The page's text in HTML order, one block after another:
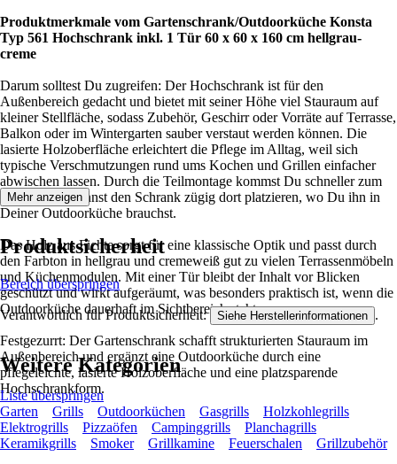
Produktmerkmale vom Gartenschrank/Outdoorküche Konsta
Typ 561 Hochschrank inkl. 1 Tür 60 x 60 x 160 cm hellgrau-
creme
Darum solltest Du zugreifen: Der Hochschrank ist für den
Außenbereich gedacht und bietet mit seiner Höhe viel Stauraum auf
kleiner Stellfläche, sodass Zubehör, Geschirr oder Vorräte auf Terrasse,
Balkon oder im Wintergarten sauber verstaut werden können. Die
lasierte Holzoberfläche erleichtert die Pflege im Alltag, weil sich
typische Verschmutzungen rund ums Kochen und Grillen einfacher
abwischen lassen. Durch die Teilmontage kommst Du schneller zum
Aufbau und kannst den Schrank zügig dort platzieren, wo Du ihn in
Deiner Outdoorküche brauchst.
Das Holz aus Fichte sorgt für eine klassische Optik und passt durch
den Farbton in hellgrau und cremeweiß gut zu vielen Terrassenmöbeln
und Küchenmodulen. Mit einer Tür bleibt der Inhalt vor Blicken
geschützt und wirkt aufgeräumt, was besonders praktisch ist, wenn die
Outdoorküche dauerhaft im Sichtbereich steht.
Festgezurrt: Der Gartenschrank schafft strukturierten Stauraum im
Außenbereich und ergänzt eine Outdoorküche durch eine
pflegeleichte, lasierte Holzoberfläche und eine platzsparende
Hochschrankform.
Mehr anzeigen
Produktsicherheit
Bereich überspringen
Verantwortlich für Produktsicherheit: Siehe Herstellerinformationen .
Weitere Kategorien
Liste überspringen
Garten
Grills Outdoorküchen Gasgrills
Holzkohlegrills
Elektrogrills
Pizzaöfen Campinggrills
Planchagrills
Keramikgrills
Smoker Grillkamine Feuerschalen Grillzubehör